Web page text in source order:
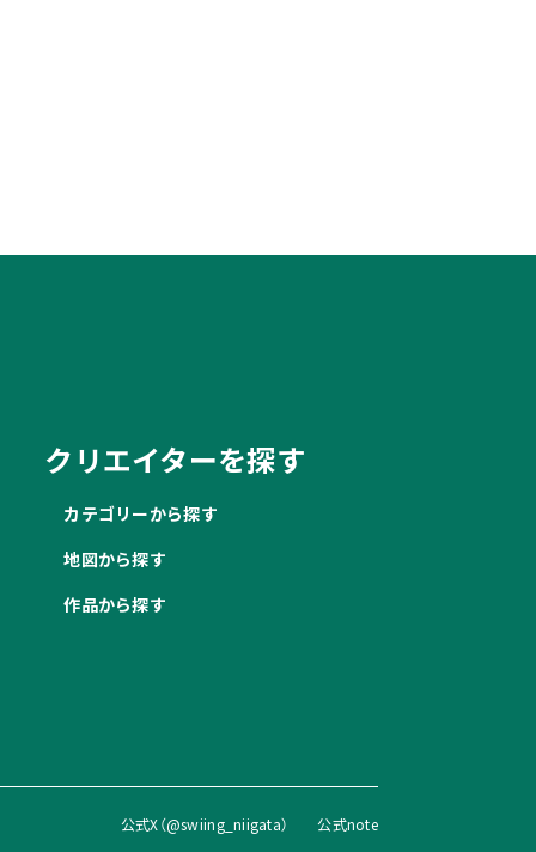
クリエイターを探す
カテゴリーから探す
地図から探す
作品から探す
公式X（@swiing_niigata） 公式note